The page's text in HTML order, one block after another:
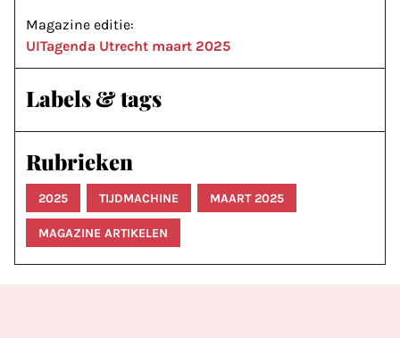
Magazine editie:
UITagenda Utrecht maart 2025
Labels & tags
Rubrieken
2025 TIJDMACHINE MAART 2025
MAGAZINE ARTIKELEN